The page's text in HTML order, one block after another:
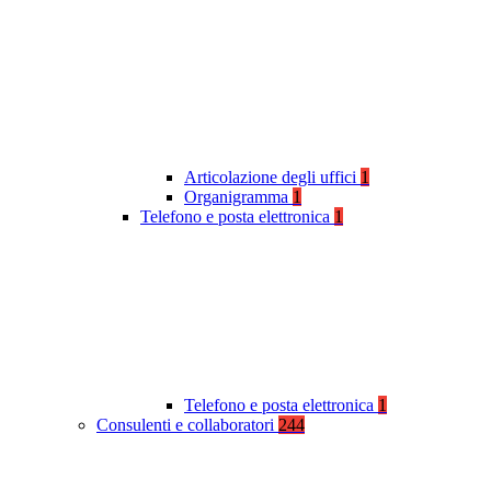
Articolazione degli uffici 1
Organigramma 1
Telefono e posta elettronica 1
Telefono e posta elettronica 1
Consulenti e collaboratori 244